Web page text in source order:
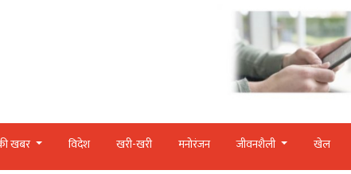
खबर विदेश खरी-खरी मनोरंजन जीवनशैली खेल